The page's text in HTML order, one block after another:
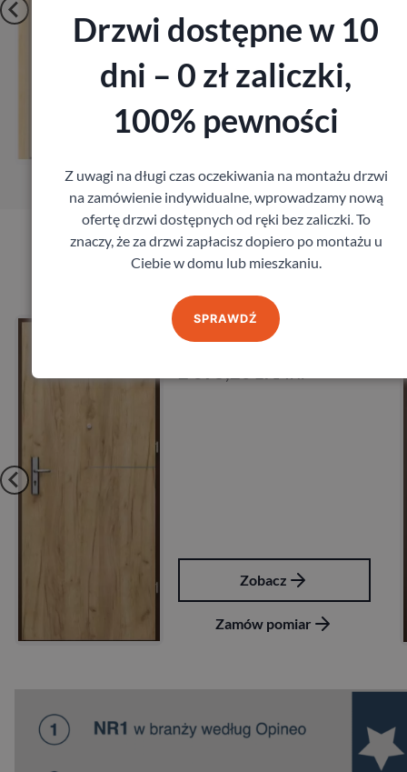
Produkty marki Porta
Drzwi Porta Akustyczne
27db
Zobacz
Zamów pomiar
Drzwi dostępne w 10
dni – 0 zł zaliczki,
100% pewności
Z uwagi na długi czas oczekiwania na montażu drzwi
na zamówienie indywidualne, wprowadzamy nową
ofertę drzwi dostępnych od ręki bez zaliczki. To
znaczy, że za drzwi zapłacisz dopiero po montażu u
Ciebie w domu lub mieszkaniu.
SPRAWDŹ